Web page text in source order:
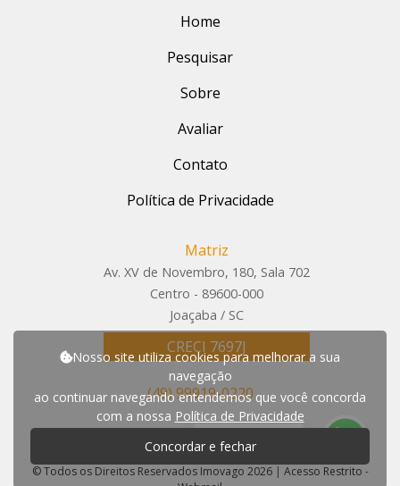
Nosso site utiliza cookies para melhorar a sua
navegação
ao continuar navegando entendemos que você concorda
com a nossa Política de Privacidade
Concordar e fechar
Home
Pesquisar
Sobre
Avaliar
Contato
Política de Privacidade
Matriz
Av. XV de Novembro, 180, Sala 702
Centro - 89600-000
Joaçaba / SC
CRECI 7697J
(49) 99919-0220
© Todos os Direitos Reservados Imovago 2026| Acesso Restrito -
ci a